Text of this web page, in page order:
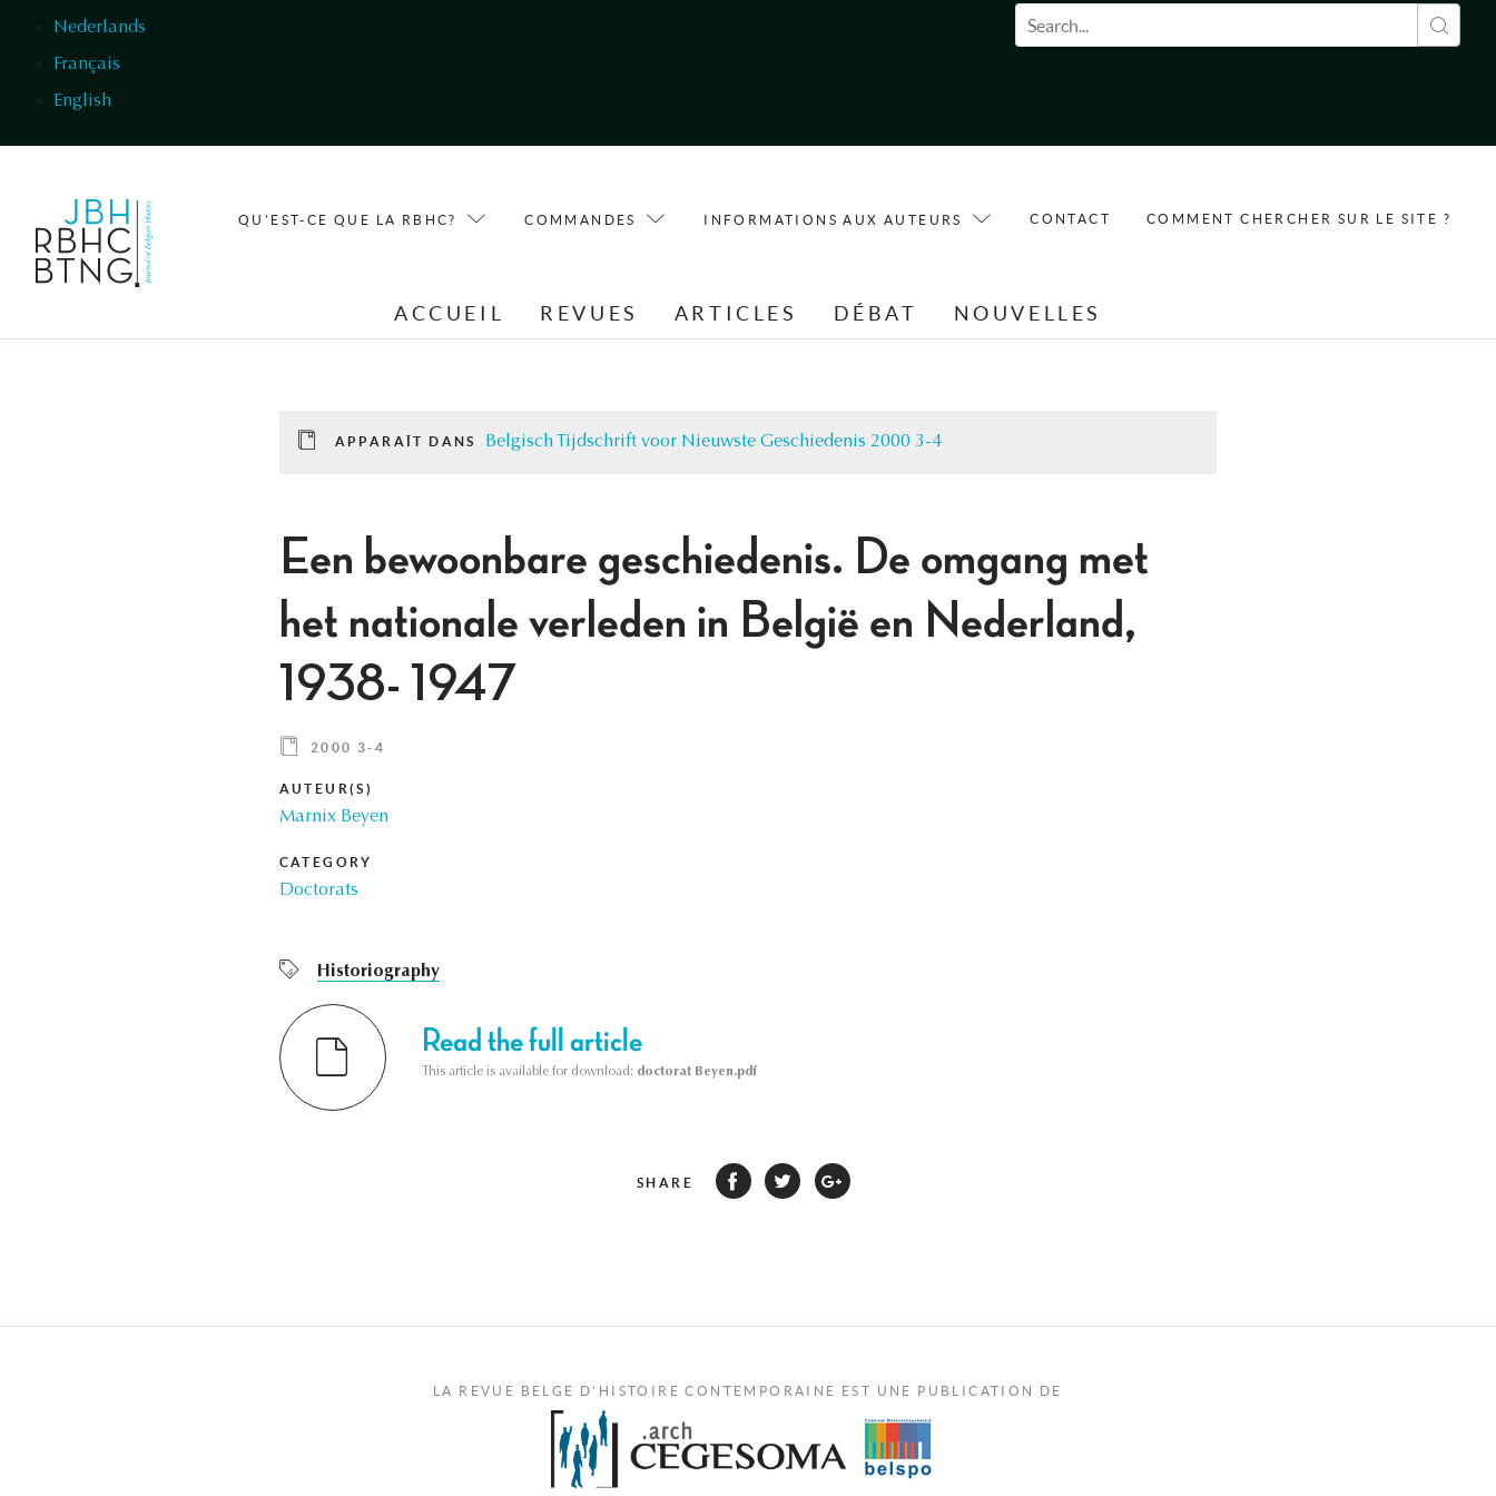
Nederlands
Français
English
Formulaire de recherche
QU'EST-CE QUE LA RBHC? COMMANDES INFORMATIONS AUX AUTEURS CONTACT COMMENT CHERCHER SUR LE SITE ?
ACCUEIL REVUES ARTICLES DÉBAT NOUVELLES
APPARAÎT DANS Belgisch Tijdschrift voor Nieuwste Geschiedenis 2000 3-4
Een bewoonbare geschiedenis. De omgang met
het nationale verleden in België en Nederland,
1938- 1947
2000 3-4
AUTEUR(S)
Marnix Beyen
CATEGORY
Doctorats
Historiography
Read the full article
This article is available for download: doctorat Beyen.pdf
SHARE
LA REVUE BELGE D'HISTOIRE CONTEMPORAINE EST UNE PUBLICATION DE